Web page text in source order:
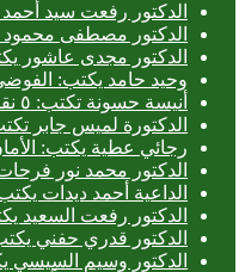
الدكتور رفعت سيد
الدكتور مصطفى محمود
الدكتور مجدى عاشور
وحيد حامد يكتب:
أنيسة حسونة تكتب: ٥ نقط «مزايدة» بسْ يا عم صالح!
الدكتورة لميس جابر
رجائي عطية يكتب:
الدكتور محمد نور
الداعية أحمد ديدات
الدكتور رفعت السعيد
الدكتور قدري حفني
الدكتور وسيم